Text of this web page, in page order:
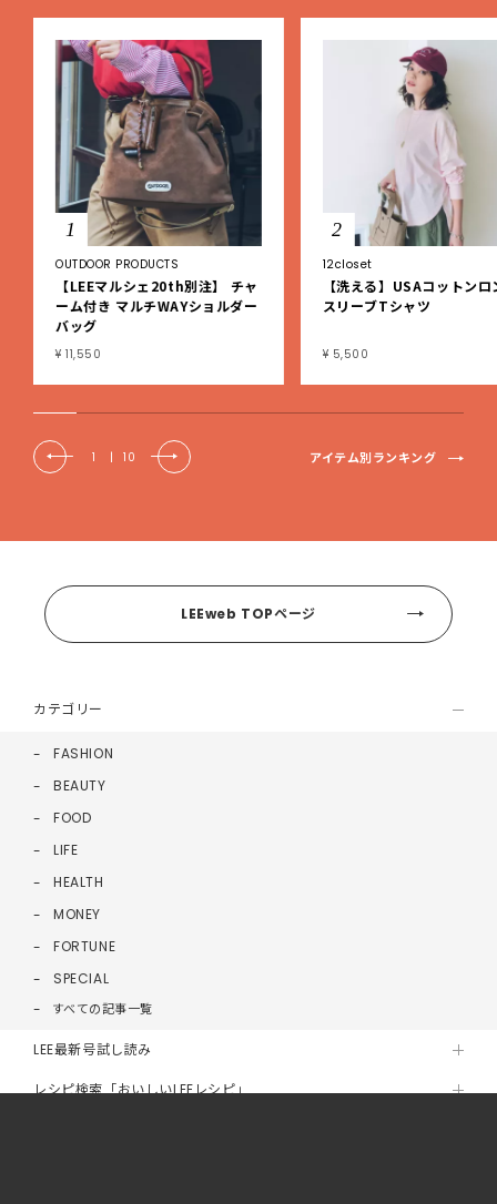
1
OUTDOOR PRODUCTS
【LEEマルシェ20th別注】 チャ
ーム付き マルチWAYショルダー
バッグ
¥ 11,550
2
12closet
【洗える】USAコットンロ
スリーブTシャツ
¥ 5,500
1 | 10 アイテム別ランキング
LEEweb TOPページ
カテゴリー
FASHION
BEAUTY
FOOD
LIFE
HEALTH
MONEY
FORTUNE
SPECIAL
すべての記事一覧
LEE最新号試し読み
レシピ検索「おいしいLEEレシピ」